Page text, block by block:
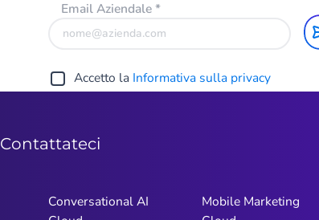
Email Aziendale*
Accetto la Informativa sulla privacy
Contattateci
Conversational AI
Mobile Marketing